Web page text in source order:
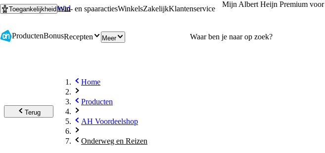
Ga naar hoofdinhoud
Ga naar zoeken
ToegankelijkheidWin- en spaaractiesWinkelsZakelijkKlantenservice
Mijn Albert Heijn Premium voor
ProductenBonusRecepten Meer
Terug
Home
Producten
AH Voordeelshop
Onderweg en Reizen